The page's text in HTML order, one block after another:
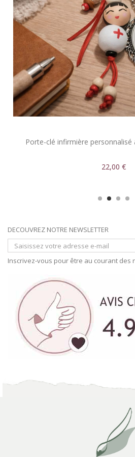
Porte-clé infirmière personnalisé
22,00 €
DECOUVREZ NOTRE NEWSLETTER
Inscrivez-vous pour être au courant des